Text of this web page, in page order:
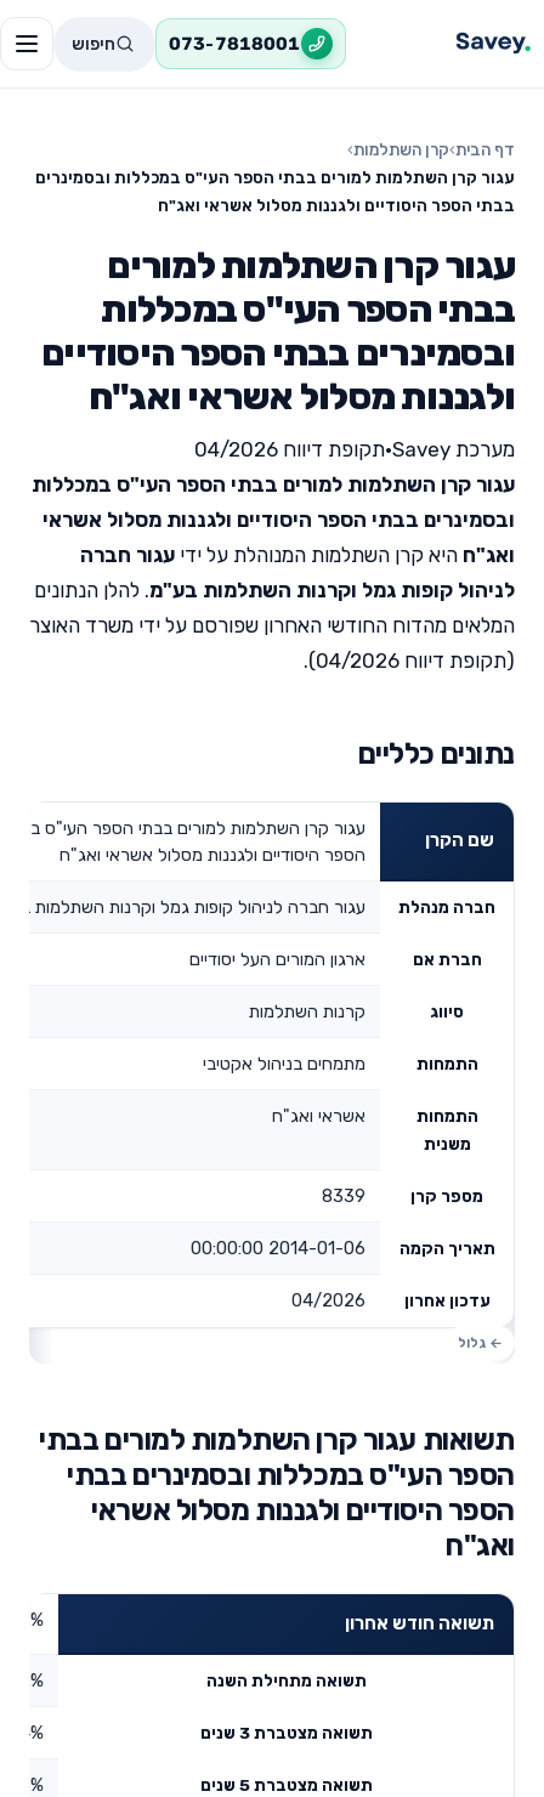
073-7818001 חיפוש
דף הבית›קרן השתלמות›
עגור קרן השתלמות למורים בבתי הספר העי"ס במכללות ובסמינרים
בבתי הספר היסודיים ולגננות מסלול אשראי ואג"ח
עגור קרן השתלמות למורים
בבתי הספר העי"ס במכללות
ובסמינרים בבתי הספר היסודיים
ולגננות מסלול אשראי ואג"ח
מערכת Savey •תקופת דיווח 04/2026
עגור קרן השתלמות למורים בבתי הספר העי"ס במכללות
ובסמינרים בבתי הספר היסודיים ולגננות מסלול אשראי
ואג"ח היא קרן השתלמות המנוהלת על ידי עגור חברה
לניהול קופות גמל וקרנות השתלמות בע"מ. להלן הנתונים
המלאים מהדוח החודשי האחרון שפורסם על ידי משרד האוצר
(תקופת דיווח 04/2026).
נתונים כלליים
שם הקרן
עגור קרן השתלמות למורים בבתי הספר העי"ס
הספר היסודיים ולגננות מסלול אשראי ואג"ח
חברה מנהלת עגור חברה לניהול קופות גמל וקרנות השתלמות
חברת אם ארגון המורים העל יסודיים
סיווג קרנות השתלמות
התמחות מתמחים בניהול אקטיבי
התמחות
משנית
אשראי ואג"ח
מספר קרן 8339
תאריך הקמה 2014-01-06 00:00:00
עדכון אחרון 04/2026
תשואות עגור קרן השתלמות למורים בבתי
הספר העי"ס במכללות ובסמינרים בבתי
הספר היסודיים ולגננות מסלול אשראי
ואג"ח
תשואה חודש אחרון 0.6%
תשואה מתחילת השנה
תשואה מצטברת 3 שנים
תשואה מצטברת 5 שנים